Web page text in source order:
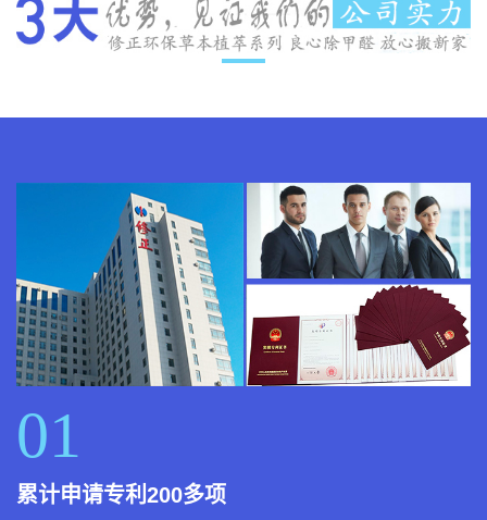
01
累计申请专利200多项